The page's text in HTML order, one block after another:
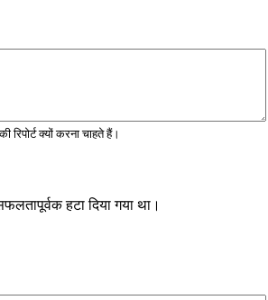
रिपोर्ट क्यों करना चाहते हैं।
हटा दिया गया था।